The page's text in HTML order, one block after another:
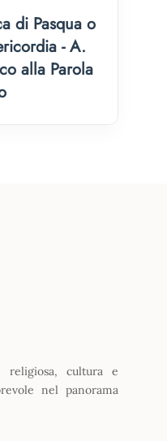
di Pasqua o
- A.
alla Parola
religiosa, cultura e
nel panorama